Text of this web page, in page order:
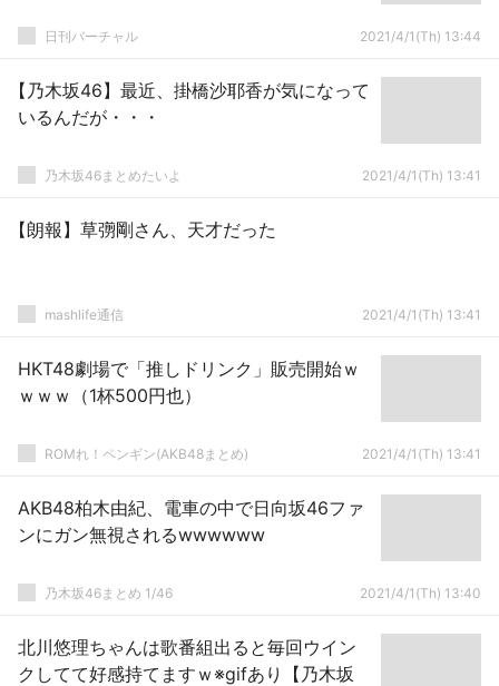
日刊バーチャル 2021/4/1(Th) 13:44
【乃木坂46】最近、掛橋沙耶香が気になって
いるんだが・・・
乃木坂46まとめたいよ 2021/4/1(Th) 13:41
【朗報】草彅剛さん、天才だった
mashlife通信 2021/4/1(Th) 13:41
HKT48劇場で「推しドリンク」販売開始ｗ
ｗｗｗ（1杯500円也）
ROMれ！ペンギン(AKB48まとめ) 2021/4/1(Th) 13:41
AKB48柏木由紀、電車の中で日向坂46ファ
ンにガン無視されるwwwwww
乃木坂46まとめ 1/46 2021/4/1(Th) 13:40
北川悠理ちゃんは歌番組出ると毎回ウイン
クしてて好感持てますｗ※gifあり【乃木坂